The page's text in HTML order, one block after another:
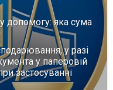
допомогу: яка сума
у разі
у паперовій
застосуванні